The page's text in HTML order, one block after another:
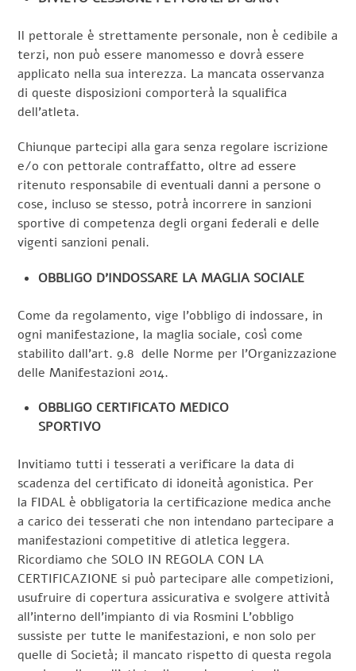
Il pettorale è strettamente personale, non è cedibile a
terzi, non può essere manomesso e dovrà essere
applicato nella sua interezza. La mancata osservanza
di queste disposizioni comporterà la squalifica
dell’atleta.
Chiunque partecipi alla gara senza regolare iscrizione
e/o con pettorale contraffatto, oltre ad essere
ritenuto responsabile di eventuali danni a persone o
cose, incluso se stesso, potrà incorrere in sanzioni
sportive di competenza degli organi federali e delle
vigenti sanzioni penali.
OBBLIGO D’INDOSSARE LA MAGLIA SOCIALE
Come da regolamento, vige l’obbligo di indossare, in
ogni manifestazione, la maglia sociale, così come
stabilito dall’art. 9.8 delle Norme per l’Organizzazione
delle Manifestazioni 2014.
OBBLIGO CERTIFICATO MEDICO
SPORTIVO
Invitiamo tutti i tesserati a verificare la data di
scadenza del certificato di idoneità agonistica. Per
la FIDAL è obbligatoria la certificazione medica anche
a carico dei tesserati che non intendano partecipare a
manifestazioni competitive di atletica leggera.
Ricordiamo che SOLO IN REGOLA CON LA
CERTIFICAZIONE si può partecipare alle competizioni,
usufruire di copertura assicurativa e svolgere attività
all’interno dell’impianto di via Rosmini L’obbligo
sussiste per tutte le manifestazioni, e non solo per
quelle di Società; il mancato rispetto di questa regola